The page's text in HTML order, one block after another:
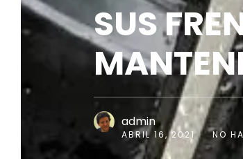
SUS
admin
ABRIL 16, 2021 NO